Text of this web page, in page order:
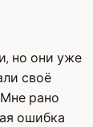
но они уже
своё
рано
ошибка